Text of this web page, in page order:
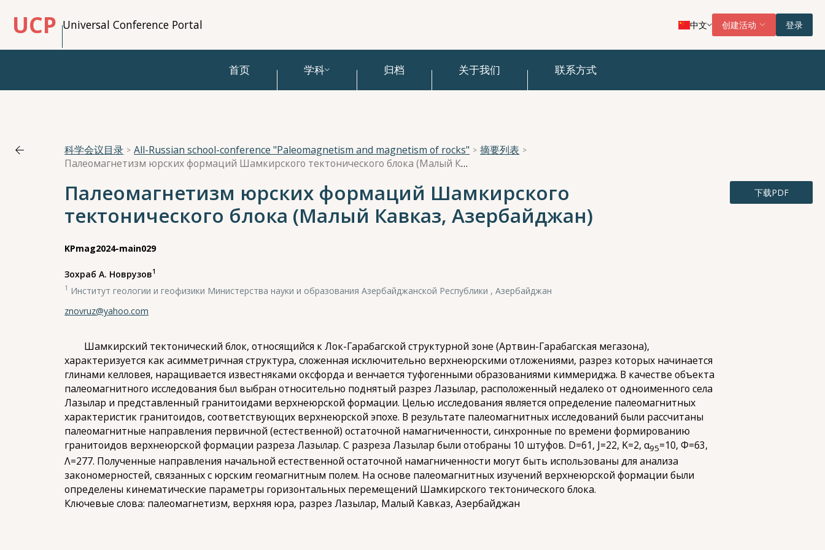
UCP Universal Conference Portal 中文 创建活动 登录
首页 学科 归档 关于我们 联系方式
科学会议目录 All-Russian school-conference "Paleomagnetism and magnetism of rocks"
摘要列表
Палеомагнетизм юрских формаций Шамкирского тектонического блока (Малый Кавказ, Азербайджан)
Палеомагнетизм юрских формаций Шамкирского
тектонического блока (Малый Кавказ, Азербайджан)
KPmag2024-main029
Зохраб А. Новрузов1
1 Институт геологии и геофизики Министерства науки и образования Азербайджанской Республики , Азербайджан
znovruz@yahoo.com
Шамкирский тектонический блок, относящийся к Лок-Гарабагской структурной зоне (Артвин-Гарабагская мегазона),
характеризуется как асимметричная структура, сложенная исключительно верхнеюрскими отложениями, разрез которых начинается
глинами келловея, наращивается известняками оксфорда и венчается туфогенными образованиями киммериджа. В качестве объекта
палеомагнитного исследования был выбран относительно поднятый разрез Лазылар, расположенный недалеко от одноименного села
Лазылар и представленный гранитоидами верхнеюрской формации. Целью исследования является определение палеомагнитных
характеристик гранитоидов, соответствующих верхнеюрской эпохе. В результате палеомагнитных исследований были рассчитаны
палеомагнитные направления первичной (естественной) остаточной намагниченности, синхронные по времени формированию
гранитоидов верхнеюрской формации разреза Лазылар. С разреза Лазылар были отобраны 10 штуфов. D=61, J=22, K=2, α95=10, Ф=63,
Λ=277. Полученные направления начальной естественной остаточной намагниченности могут быть использованы для анализа
закономерностей, связанных с юрским геомагнитным полем. На основе палеомагнитных изучений верхнеюрской формации были
определены кинематические параметры горизонтальных перемещений Шамкирского тектонического блока.
Ключевые слова: палеомагнетизм, верхняя юра, разрез Лазылар, Малый Кавказ, Азербайджан
下载PDF